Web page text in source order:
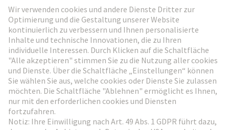
Weiter zur Anmeldung
Social Media